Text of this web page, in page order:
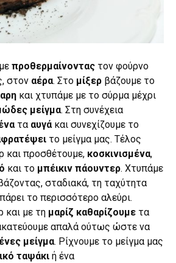
προθερμαίνοντας τον φούρνο
στον αέρα. Στο μίξερ βάζουμε το
και χτυπάμε με το σύρμα μέχρι
μείγμα. Στη συνέχεια
τα αυγάκαι συνεχίζουμε το
το μείγμα μας. Τέλος
και προσθέτουμε, κοσκινισμένα,
και το μπέικιν πάουντερ. Χτυπάμε
σταδιακά, τη ταχύτητα
το περισσότερο αλεύρι.
και με τη μαρίζ καθαρίζουμε τα
απαλά ούτως ώστε να
μείγμα. Ρίχνουμε το μείγμα μας
ταψάκι ή ένα